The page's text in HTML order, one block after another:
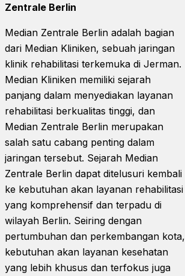
Zentrale Berlin
Median Zentrale Berlin adalah bagian
dari Median Kliniken, sebuah jaringan
klinik rehabilitasi terkemuka di Jerman.
Median Kliniken memiliki sejarah
panjang dalam menyediakan layanan
rehabilitasi berkualitas tinggi, dan
Median Zentrale Berlin merupakan
salah satu cabang penting dalam
jaringan tersebut. Sejarah Median
Zentrale Berlin dapat ditelusuri kembali
ke kebutuhan akan layanan rehabilitasi
yang komprehensif dan terpadu di
wilayah Berlin. Seiring dengan
pertumbuhan dan perkembangan kota,
kebutuhan akan layanan kesehatan
yang lebih khusus dan terfokus juga